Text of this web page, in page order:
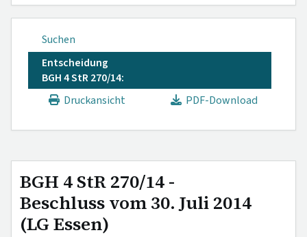
Suchen
Entscheidung
BGH 4 StR 270/14:
Druckansicht
PDF-Download
BGH 4 StR 270/14 -
Beschluss vom 30. Juli 2014
(LG Essen)